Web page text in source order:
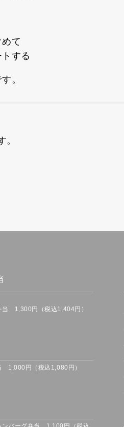
て
する
。
。
当 1,300円（税込1,404円）
1,000円（税込1,080円）